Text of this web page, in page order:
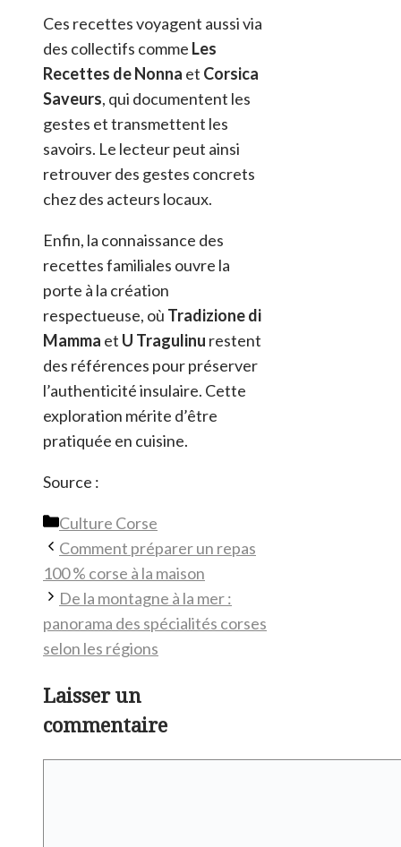
Ces recettes voyagent aussi via
des collectifs comme Les
Recettes de Nonna et Corsica
Saveurs, qui documentent les
gestes et transmettent les
savoirs. Le lecteur peut ainsi
retrouver des gestes concrets
chez des acteurs locaux.
Enfin, la connaissance des
recettes familiales ouvre la
porte à la création
respectueuse, où Tradizione di
Mamma et U Tragulinu restent
des références pour préserver
l’authenticité insulaire. Cette
exploration mérite d’être
pratiquée en cuisine.
Source :
Catégories
Culture Corse
Comment préparer un repas
100 % corse à la maison
De la montagne à la mer :
panorama des spécialités corses
selon les régions
Laisser un
commentaire